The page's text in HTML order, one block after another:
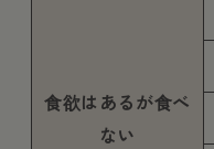
食欲はあるが食べ
ない